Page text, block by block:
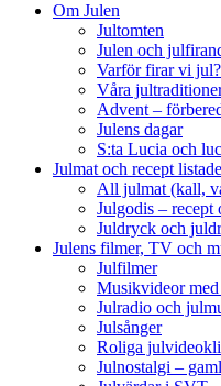
Om Julen
Jultomten
Julen och
Varför firar vi jul?
Våra
Advent –
Julens dagar
S:ta Lucia och
Julmat och recept listade
All julmat (kall,
Julgodis – recept
Juldryck och
Julens filmer, TV och
Julfilmer
Musikvideor
Julradio och
Julsånger
Roliga
Julnostalgi –